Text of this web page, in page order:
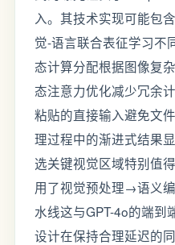
入。其技术实现可能包
觉-语言联合表征学习不
态计算分配根据图像复
态注意力优化减少冗余
粘贴的直接输入避免文
理过程中的渐进式结果
选关键视觉区域特别值
用了视觉预处理→语义
水线这与GPT-4o的端到
设计在保持合理延迟的